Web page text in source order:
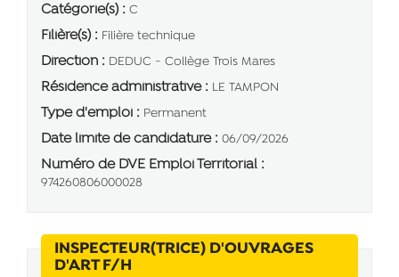
Catégorie(s) : C
Filière(s) : Filière technique
Direction : DEDUC - Collège Trois Mares
Résidence administrative : LE TAMPON
Type d'emploi : Permanent
Date limite de candidature : 06/09/2026
Numéro de DVE Emploi Territorial :
974260806000028
INSPECTEUR(TRICE) D'OUVRAGES
D'ART F/H